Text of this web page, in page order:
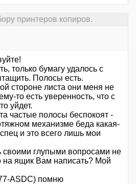
принтеров копиров.
только бумагу удалось с
Полосы есть.
стороне листа они меня не
то есть уверенность, что с
уйдет.
частые полосы беспокоят -
механизме беда какая-
и это всего лишь мои
своими глупыми вопросами не
на ящик Вам написать? Мой
ASDC) помню